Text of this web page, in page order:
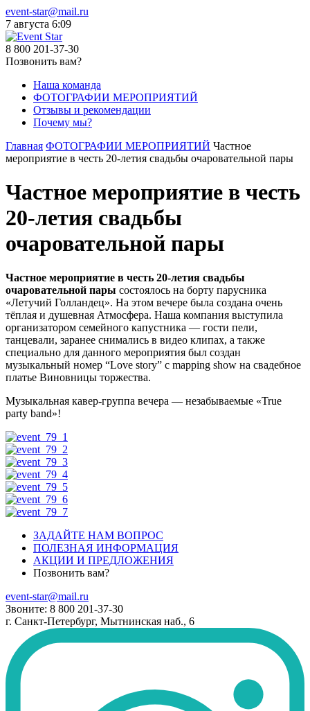
event-star@mail.ru
7 августа 6:09
8 800 201-37-30
Позвонить вам?
Наша команда
ФОТОГРАФИИ МЕРОПРИЯТИЙ
Отзывы и рекомендации
Почему мы?
Главная ФОТОГРАФИИ МЕРОПРИЯТИЙ Частное
мероприятие в честь 20-летия свадьбы очаровательной пары
Частное мероприятие в честь
20-летия свадьбы
очаровательной пары
Частное мероприятие в честь 20-летия свадьбы
очаровательной пары состоялось на борту парусника
«Летучий Голландец». На этом вечере была создана очень
тёплая и душевная Атмосфера. Наша компания выступила
организатором семейного капустника — гости пели,
танцевали, заранее снимались в видео клипах, а также
специально для данного мероприятия был создан
музыкальный номер “Love story” с mapping show на свадебное
платье Виновницы торжества.
Музыкальная кавер-группа вечера — незабываемые «True
party band»!
ЗАДАЙТЕ НАМ ВОПРОС
ПОЛЕЗНАЯ ИНФОРМАЦИЯ
АКЦИИ И ПРЕДЛОЖЕНИЯ
Позвонить вам?
event-star@mail.ru
Звоните: 8 800 201-37-30
г. Санкт-Петербург, Мытнинская наб., 6